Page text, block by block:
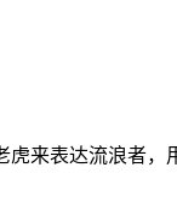
来表达流浪者